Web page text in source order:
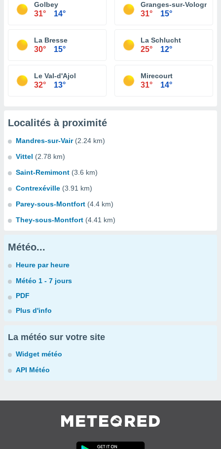
Golbey
31° 14°
Granges-sur-Vologne
31° 15°
La Bresse
30° 15°
La Schlucht
25° 12°
Le Val-d'Ajol
32° 13°
Mirecourt
31° 14°
Localités à proximité
Mandres-sur-Vair (2.24 km)
Vittel (2.78 km)
Saint-Remimont (3.6 km)
Contrexéville (3.91 km)
Parey-sous-Montfort (4.4 km)
They-sous-Montfort (4.41 km)
Météo...
Heure par heure
Météo 1 - 7 jours
PDF
Plus d'info
La météo sur votre site
Widget météo
API Météo